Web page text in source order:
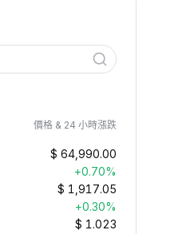
價格 & 24 小時漲跌
$ 64,990.00
+0.70%
$ 1,917.05
+0.30%
$ 1.023